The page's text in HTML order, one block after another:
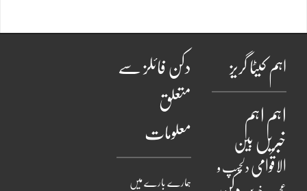
اہم کیٹا گریز
اہم اہم
خبریں بین
الاقوامی دلچسپ و
دکن فائلز سے
متعلق
معلومات
ہمارے بارے میں